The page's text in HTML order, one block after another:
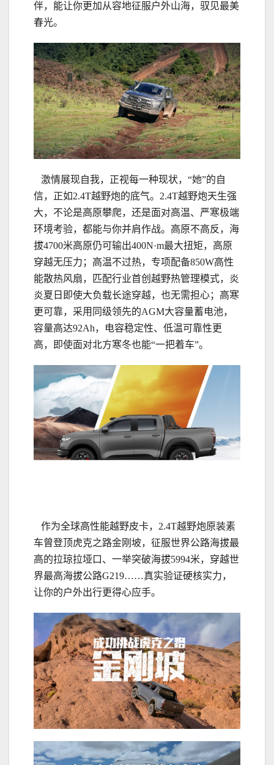
伴，能让你更加从容地征服户外山海，驭见最美
春光。
激情展现自我，正视每一种现状，“她”的自
信，正如2.4T越野炮的底气。2.4T越野炮天生强
大，不论是高原攀爬，还是面对高温、严寒极端
环境考验，都能与你并肩作战。高原不高反，海
拔4700米高原仍可输出400N·m最大扭矩，高原
穿越无压力；高温不过热，专项配备850W高性
能散热风扇，匹配行业首创越野热管理模式，炎
炎夏日即使大负载长途穿越，也无需担心；高寒
更可靠，采用同级领先的AGM大容量蓄电池，
容量高达92Ah，电容稳定性、低温可靠性更
高，即使面对北方寒冬也能“一把着车”。
作为全球高性能越野皮卡，2.4T越野炮原装素
车曾登顶虎克之路金刚坡，征服世界公路海拔最
高的拉琼拉垭口、一举突破海拔5994米，穿越世
界最高海拔公路G219……真实验证硬核实力，
让你的户外出行更得心应手。